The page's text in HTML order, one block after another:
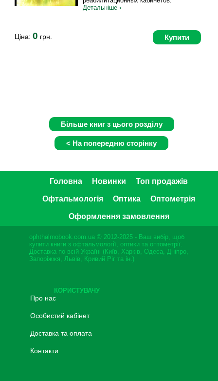
Детальніше ›
Купити
Ціна: 0 грн.
Головна Новинки Топ продажів
Офтальмологія Оптика Оптометрія
Оформлення замовлення
ophthalmobook.com.ua © 2012-2025 - Ваш вибір, щоб
купити книги з офтальмології, оптики та оптометрії.
Доставка по всій Україні (Київ, Харків, Одеса, Дніпро,
Запоріжжя, Львів, Кривий Ріг та ін.)
КОРИСТУВАЧУ
Про нас
Особистий кабінет
Доставка та оплата
Контакти